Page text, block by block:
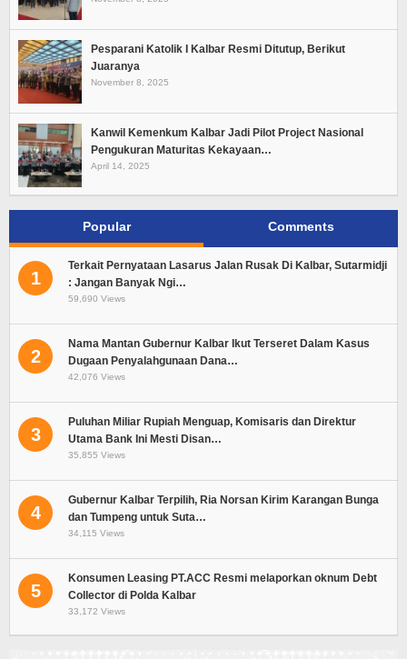
Pesparani Katolik I Kalbar Resmi Ditutup, Berikut
Juaranya
November 8, 2025
Kanwil Kemenkum Kalbar Jadi Pilot Project Nasional
Pengukuran Maturitas Kekayaan…
April 14, 2025
Popular Comments
1
Terkait Pernyataan Lasarus Jalan Rusak Di Kalbar, Sutarmidji
: Jangan Banyak Ngi…
59,690 Views
2
Nama Mantan Gubernur Kalbar Ikut Terseret Dalam Kasus
Dugaan Penyalahgunaan Dana…
42,076 Views
3
Puluhan Miliar Rupiah Menguap, Komisaris dan Direktur
Utama Bank Ini Mesti Disan…
35,855 Views
4
Gubernur Kalbar Terpilih, Ria Norsan Kirim Karangan Bunga
dan Tumpeng untuk Suta…
34,115 Views
5
Konsumen Leasing PT.ACC Resmi melaporkan oknum Debt
Collector di Polda Kalbar
33,172 Views